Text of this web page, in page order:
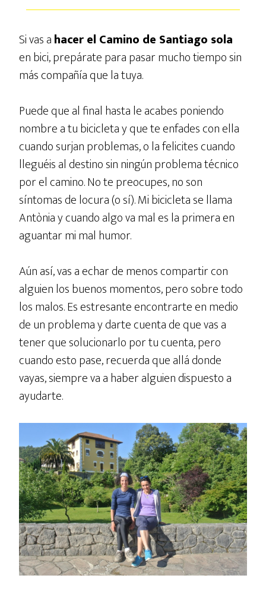
Si vas ahacer el Camino de Santiago sola
en bici, prepárate para pasar mucho tiempo sin
más compañía que la tuya.
Puede que al final hasta le acabes poniendo
nombre a tu bicicleta y que te enfades con ella
cuando surjan problemas, o la felicites cuando
lleguéis al destino sin ningún problema técnico
por el camino. No te preocupes, no son
síntomas de locura (o sí). Mi bicicleta se llama
Antònia y cuando algo va mal es la primera en
aguantar mi mal humor.
Aún así, vas a echar de menos compartir con
alguien los buenos momentos, pero sobre todo
los malos. Es estresante encontrarte en medio
de un problema y darte cuenta de que vas a
tener que solucionarlo por tu cuenta, pero
cuando esto pase, recuerda que allá donde
vayas, siempre va a haber alguien dispuesto a
ayudarte.